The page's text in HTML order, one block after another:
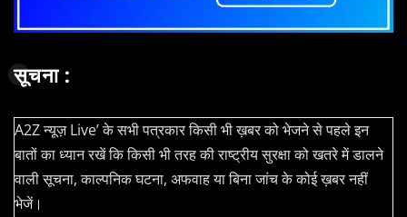
सूचना :
A2Z न्यूज़ Live’ के सभी पत्रकार किसी भी ख़बर को भेजने से पहले इन
बातों का ध्यान रखें कि किसी भी तरह की राष्ट्रीय सुरक्षा को खतरे में डालने
वाली सूचना, काल्पनिक घटना, अफवाह या बिना जांच के कोई ख़बर नहीं
भेजें।